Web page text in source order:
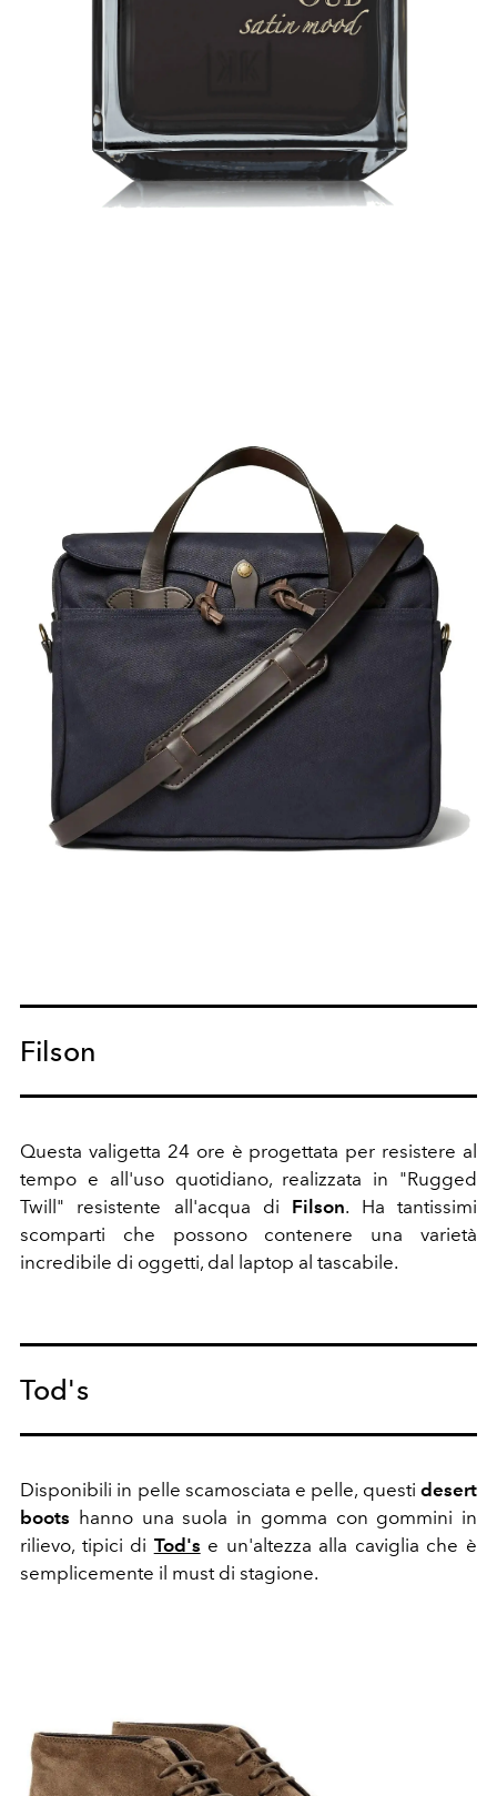
Filson
Questa valigetta 24 ore è progettata per resistere al
tempo e all'uso quotidiano, realizzata in "Rugged
Twill" resistente all'acqua di Filson. Ha tantissimi
scomparti che possono contenere una varietà
incredibile di oggetti, dal laptop al tascabile.
Tod's
Disponibili in pelle scamosciata e pelle, questi desert
boots hanno una suola in gomma con gommini in
rilievo, tipici di Tod's e un'altezza alla caviglia che è
semplicemente il must di stagione.